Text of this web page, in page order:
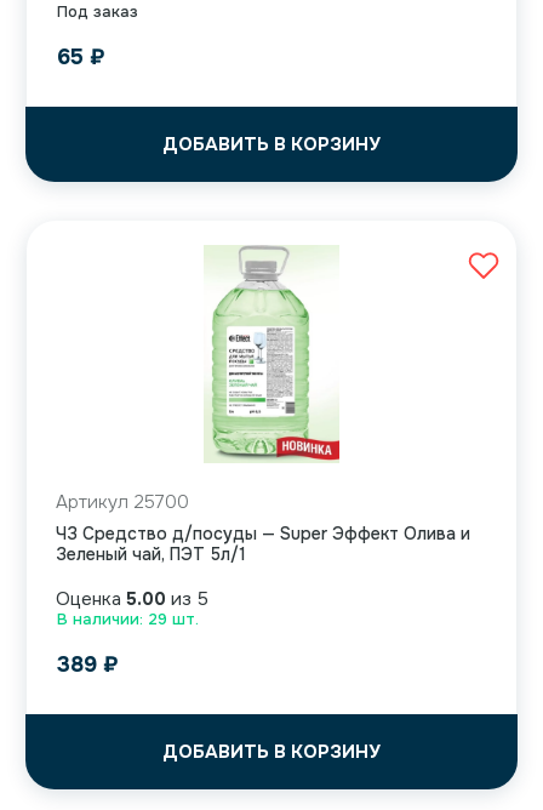
Под заказ
65 ₽
ДОБАВИТЬ В КОРЗИНУ
В наличии: 29 шт.
Артикул 25700
ЧЗ Средство д/посуды — Super Эффект Олива и
Зеленый чай, ПЭТ 5л/1
Оценка 5.00 из 5
389 ₽
ДОБАВИТЬ В КОРЗИНУ